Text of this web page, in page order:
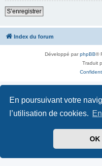
En poursuivant votre
l’utilisation de cookies.
OK
S’enregistrer
Index du forum
Développé parphpBB®
Traduit